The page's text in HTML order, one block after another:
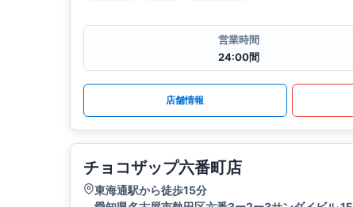
営業時間
24:00間
店舗情報
チョコザップ六番町店
東海通駅から徒歩15分